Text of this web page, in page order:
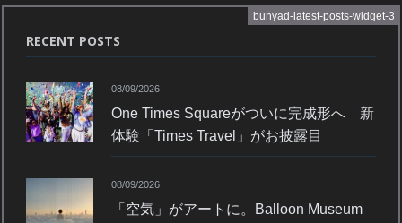
bunyad-latest-posts-widget-3
RECENT POSTS
08/09/2026
One Times Squareがついに完成形へ 新
体験「Times Travel」がお披露目
08/09/2026
「空気」がアートに。Balloon Museum